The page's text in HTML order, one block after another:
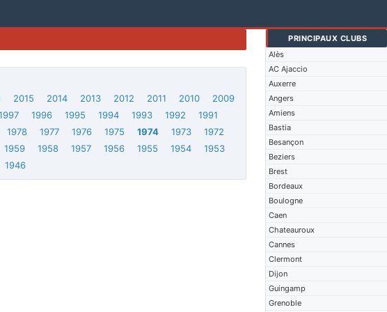
PRINCIPAUX CLUBS
Alès
AC Ajaccio
Auxerre
Angers
Amiens
Bastia
Besançon
Beziers
Brest
Bordeaux
Boulogne
Caen
Chateauroux
Cannes
Clermont
Dijon
Guingamp
Grenoble
2015 2014 2013 2012 2011 2010
2009
1996 1995 1994 1993 1992
1991
1978 1977 1976 1975 1974 1973
1972
1959 1958 1957 1956 1955 1954
1953
1946